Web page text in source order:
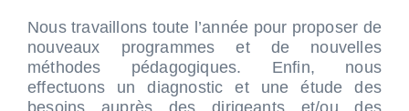
Nous travaillons toute l’année pour proposer de
nouveaux programmes et de nouvelles
méthodes pédagogiques. Enfin, nous
effectuons un diagnostic et une étude des